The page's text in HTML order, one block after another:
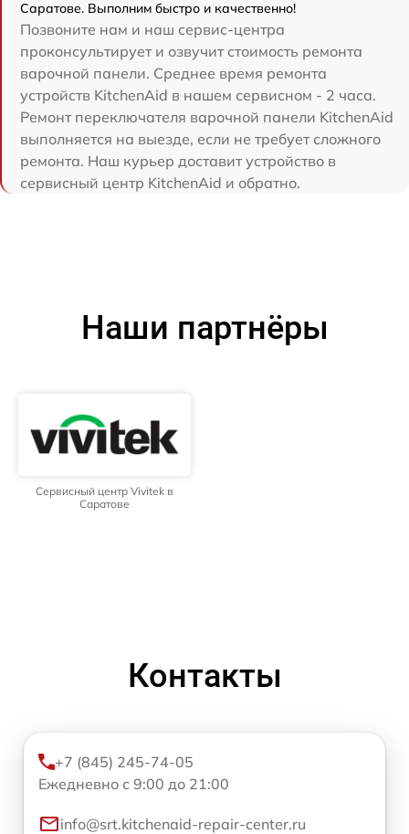
Саратове. Выполним быстро и качественно!
Позвоните нам и наш сервис-центра
проконсультирует и озвучит стоимость ремонта
варочной панели. Среднее время ремонта
устройств KitchenAid в нашем сервисном - 2 часа.
Ремонт переключателя варочной панели KitchenAid
выполняется на выезде, если не требует сложного
ремонта. Наш курьер доставит устройство в
сервисный центр KitchenAid и обратно.
Наши партнёры
Сервисный центр Vivitek в
Саратове
Контакты
+7 (845) 245-74-05
Ежедневно с 9:00 до 21:00
info@srt.kitchenaid-repair-center.ru